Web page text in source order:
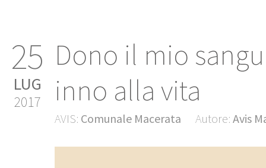
25
LUG
2017
Dono il mio
inno alla vita
AVIS: Comunale Macerata Autore: Avis